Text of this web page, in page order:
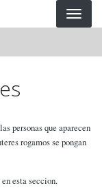
personas que aparecen
rogamos se pongan
esta seccion.